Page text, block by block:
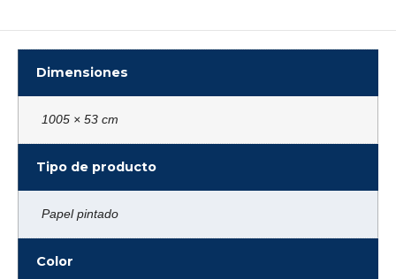
Dimensiones
1005 × 53 cm
Tipo de producto
Papel pintado
Color